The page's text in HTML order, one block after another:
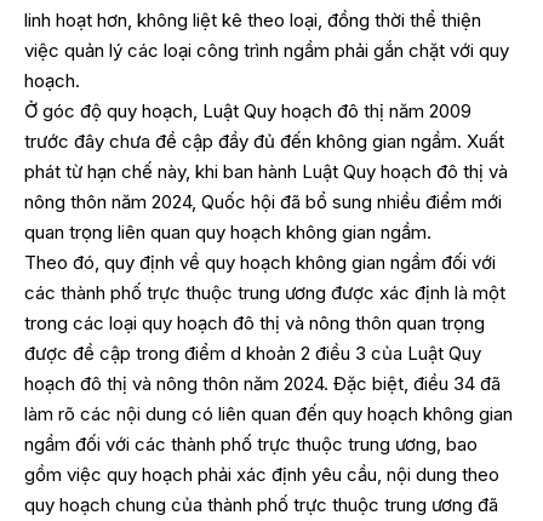
linh hoạt hơn, không liệt kê theo loại, đồng thời thể thiện
việc quản lý các loại công trình ngầm phải gắn chặt với quy
hoạch.
Ở góc độ quy hoạch, Luật Quy hoạch đô thị năm 2009
trước đây chưa đề cập đầy đủ đến không gian ngầm. Xuất
phát từ hạn chế này, khi ban hành Luật Quy hoạch đô thị và
nông thôn năm 2024, Quốc hội đã bổ sung nhiều điểm mới
quan trọng liên quan quy hoạch không gian ngầm.
Theo đó, quy định về quy hoạch không gian ngầm đối với
các thành phố trực thuộc trung ương được xác định là một
trong các loại quy hoạch đô thị và nông thôn quan trọng
được đề cập trong điểm d khoản 2 điều 3 của Luật Quy
hoạch đô thị và nông thôn năm 2024. Đặc biệt, điều 34 đã
làm rõ các nội dung có liên quan đến quy hoạch không gian
ngầm đối với các thành phố trực thuộc trung ương, bao
gồm việc quy hoạch phải xác định yêu cầu, nội dung theo
quy hoạch chung của thành phố trực thuộc trung ương đã